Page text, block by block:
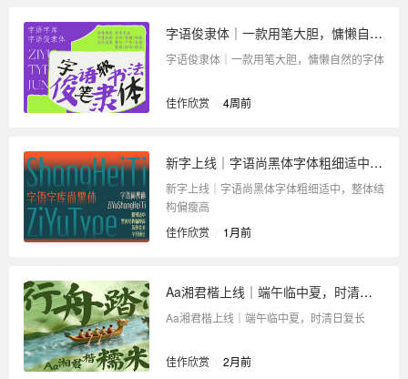
字语俊隶体｜一款用笔大胆，慵懒自然的字体
字语俊隶体｜一款用笔大胆，慵懒自然的字体
佳作欣赏 4周前
新字上线｜字语尚黑体字体粗细适中，整体结构偏瘦高
新字上线｜字语尚黑体字体粗细适中，整体结
构偏瘦高
佳作欣赏
1月前
Aa湘君楷上线｜端午临中夏，时清日复长
Aa湘君楷上线｜端午临中夏，时清日复长
佳作欣赏 2月前